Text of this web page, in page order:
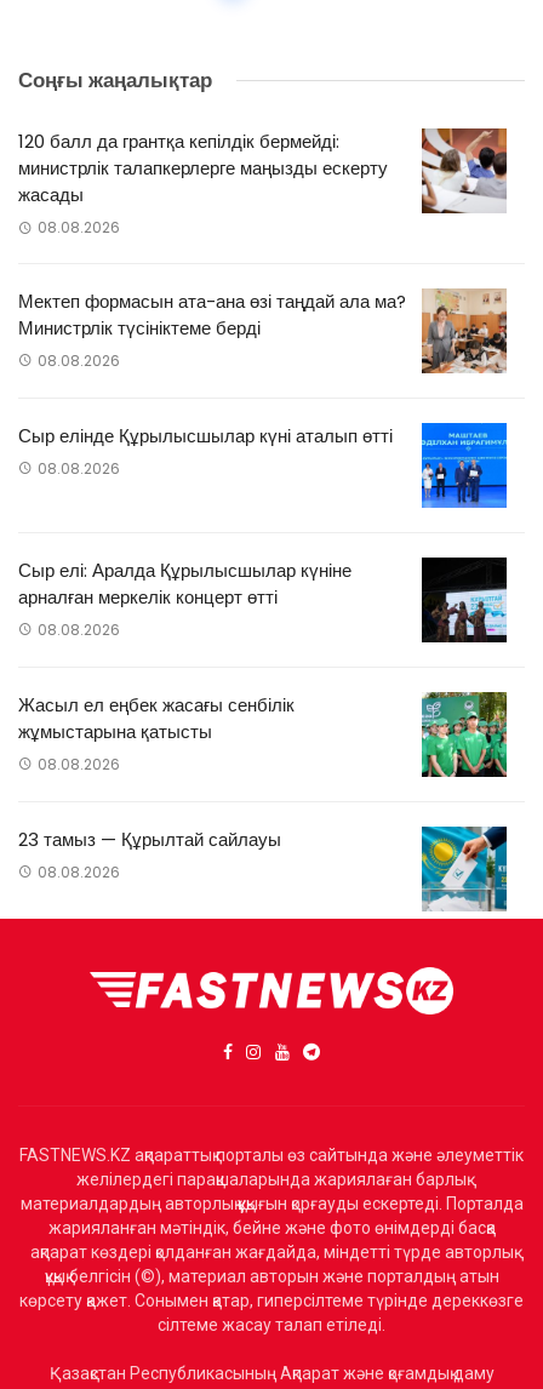
Соңғы жаңалықтар
120 балл да грантқа кепілдік бермейді:
министрлік талапкерлерге маңызды ескерту
жасады
08.08.2026
Мектеп формасын ата-ана өзі таңдай ала ма?
Министрлік түсініктеме берді
08.08.2026
Сыр елінде Құрылысшылар күні аталып өтті
08.08.2026
Сыр елі: Аралда Құрылысшылар күніне
арналған меркелік концерт өтті
08.08.2026
Жасыл ел еңбек жасағы сенбілік
жұмыстарына қатысты
08.08.2026
23 тамыз — Құрылтай сайлауы
08.08.2026
FASTNEWS.KZ ақпараттық порталы өз сайтында және әлеуметтік
желілердегі парақшаларында жариялаған барлық
материалдардың авторлық құқығын қорғауды ескертеді. Порталда
жарияланған мәтіндік, бейне және фото өнімдерді басқа
ақпарат көздері қолданған жағдайда, міндетті түрде авторлық
құқық белгісін (©), материал авторын және порталдың атын
көрсету қажет. Сонымен қатар, гиперсілтеме түрінде дереккөзге
сілтеме жасау талап етіледі.
Қазақстан Республикасының Ақпарат және қоғамдық даму